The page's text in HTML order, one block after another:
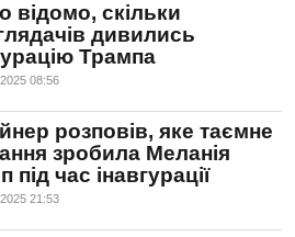
відомо, скільки
дивились
Трампа
08:56
розповів, яке таємне
зробила Меланія
під час інавгурації
21:53